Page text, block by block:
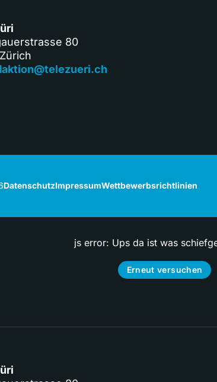
80
DatenschutzImpressumWettbewerbsrichtlinien
js error: Ups da ist was
Erneut versuchen